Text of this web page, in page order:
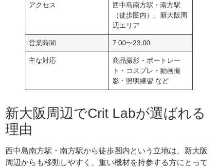
アクセス
西中島南方駅・南方駅
（徒歩圏内）、新大阪周
辺エリア
営業時間 7:00〜23:00
主な対応
商品撮影・ポートレー
ト・コスプレ・動画撮
影・照明練習 など
新大阪周辺でCrit Labが選ばれる
理由
西中島南方駅・南方駅から徒歩圏内という立地は、新大阪
周辺からも移動しやすく、重い機材を持参する方にとって